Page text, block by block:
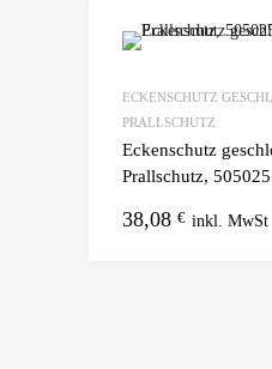
ECKENSCHUTZ
PRALLSCHUTZ
Eckenschutz
Prallschutz, 505025
38,08 €